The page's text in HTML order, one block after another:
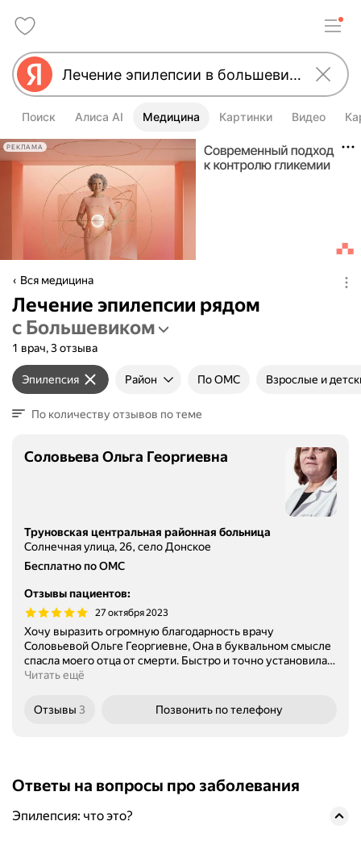
Поиск Алиса AI Медицина Картинки Видео
РЕКЛАМА
Вся медицина
Лечение эпилепсии рядом
с Большевиком
1 врач, 3 отзыва
Эпилепсия Район По ОМС Взрослые и
По количеству отзывов по теме
Соловьева Ольга Георгиевна
Труновская центральная районная больница
Солнечная улица, 26, село Донское
Бесплатно по ОМС
Отзывы пациентов:
27 октября 2023
Хочу выразить огромную благодарность врачу
Соловьевой Ольге Георгиевне, Она в буквальном смысле
спасла моего отца от смерти. Быстро и точно установила…
Читать ещё
Отзывы 3 Позвонить по телефону
Ответы на вопросы про заболевания
Эпилепсия: что это?